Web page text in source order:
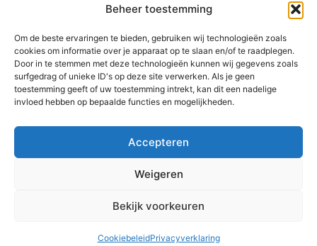
Beheer toestemming
Om de beste ervaringen te bieden, gebruiken wij technologieën zoals
cookies om informatie over je apparaat op te slaan en/of te raadplegen.
Door in te stemmen met deze technologieën kunnen wij gegevens zoals
surfgedrag of unieke ID's op deze site verwerken. Als je geen
toestemming geeft of uw toestemming intrekt, kan dit een nadelige
invloed hebben op bepaalde functies en mogelijkheden.
Accepteren
Weigeren
Bekijk voorkeuren
CookiebeleidPrivacyverklaring
Alle berichten bekijken
Uitloggen